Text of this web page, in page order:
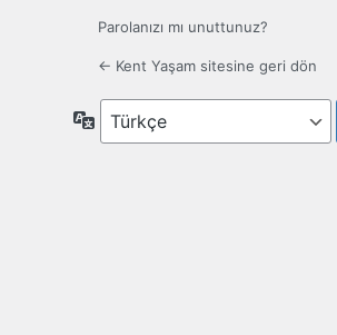
Parolanızı mı unuttunuz?
← Kent Yaşam sitesine geri dön
Dil